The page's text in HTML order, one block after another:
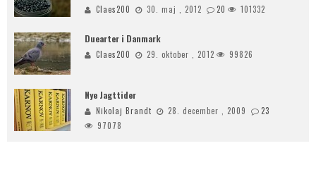
Claes200 30. maj , 2012 20 101332
Duearter i Danmark
Claes200 29. oktober , 2012 99826
Nye Jagttider
Nikolaj Brandt 28. december , 2009
23
97078